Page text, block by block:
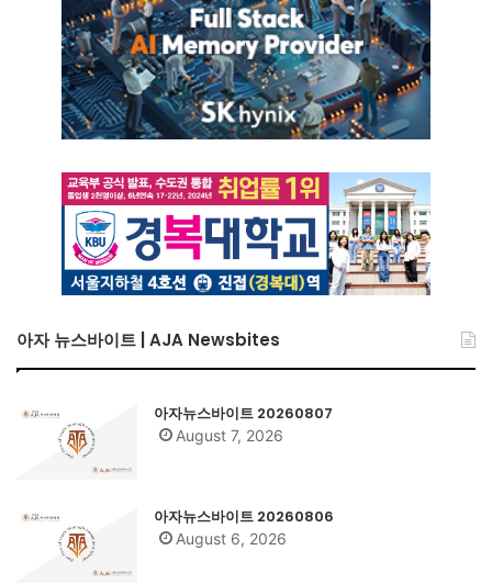
아자 뉴스바이트 | AJA Newsbites
아자뉴스바이트 20260807
August 7, 2026
아자뉴스바이트 20260806
August 6, 2026